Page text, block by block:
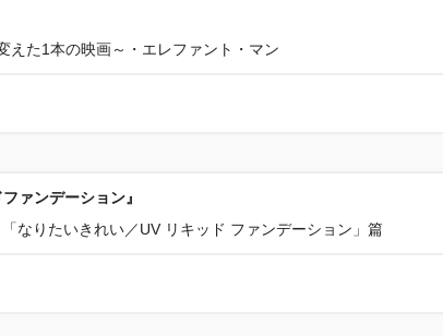
えた1本の映画～・エレファント・マン
ァンデーション』
なりたいきれい／UV リキッド ファンデーション」篇